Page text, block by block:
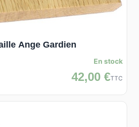
Ange Gardien
En stock
42,00 €TTC